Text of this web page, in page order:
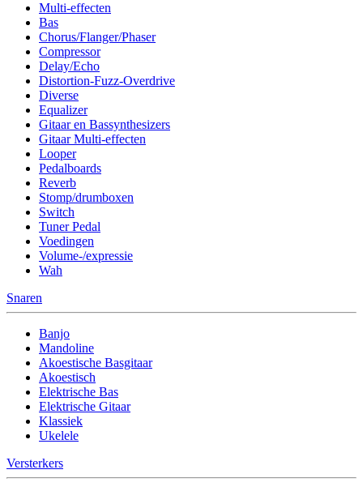
Multi-effecten
Bas
Chorus/Flanger/Phaser
Compressor
Delay/Echo
Distortion-Fuzz-Overdrive
Diverse
Equalizer
Gitaar en Bassynthesizers
Gitaar Multi-effecten
Looper
Pedalboards
Reverb
Stomp/drumboxen
Switch
Tuner Pedal
Voedingen
Volume-/expressie
Wah
Snaren
Banjo
Mandoline
Akoestische Basgitaar
Akoestisch
Elektrische Bas
Elektrische Gitaar
Klassiek
Ukelele
Versterkers